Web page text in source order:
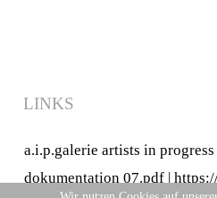
LINKS
a.i.p.galerie artists in progress
dokumentation 07.pdf |